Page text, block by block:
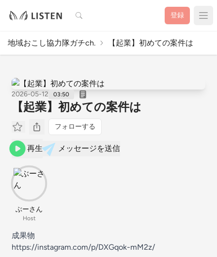
検索 登録
地域おこし協力隊ガチch. 【起業】初めての案件は
2026-05-12 03:50
【起業】初めての案件は
フォローする
再生 メッセージを送信
ぶーさん
Host
成果物
https://instagram.com/p/DXGqok-mM2z/